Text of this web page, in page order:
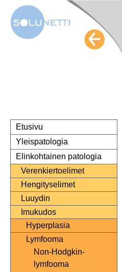
Etusivu
Yleispatologia
Elinkohtainen patologia
Verenkiertoelimet
Hengityselimet
Luuydin
Imukudos
Hyperplasia
Lymfooma
Non-Hodgkin-
lymfooma